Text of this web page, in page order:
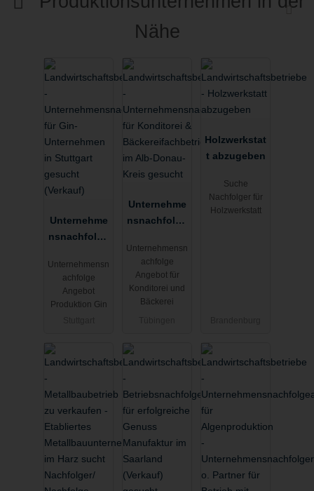
Nähe
Unternehme
nsnachfolge
Unternehme
n in
Stuttgart
Unternehmensn
achfolge
Angebot
Produktion Gin
Unternehme
nsnachfolge
Konditorei &
Bäckereifac
hbetrieb im
Alb-Donau-
Unternehmensn
achfolge
Angebot für
Konditorei und
Bäckerei
Holzwerkstat
t abzugeben
Suche
Nachfolger für
Holzwerkstatt